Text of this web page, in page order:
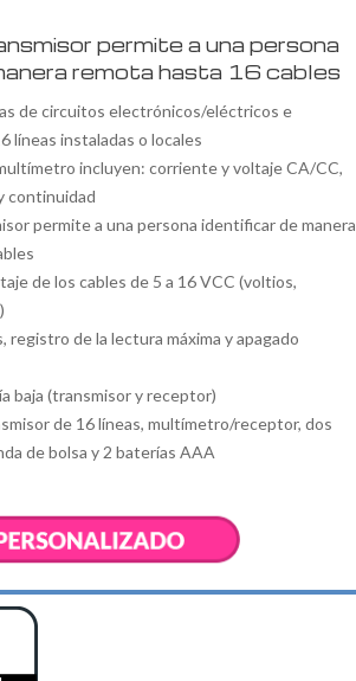
permite a una persona
remota hasta 16 cables
de circuitos electrónicos/eléctricos e
líneas instaladas o locales
incluyen: corriente y voltaje CA/CC,
continuidad
permite a una persona identificar de manera
de los cables de 5 a 16 VCC (voltios,
registro de la lectura máxima y apagado
baja (transmisor y receptor)
de 16 líneas, multímetro/receptor, dos
de bolsa y 2 baterías AAA